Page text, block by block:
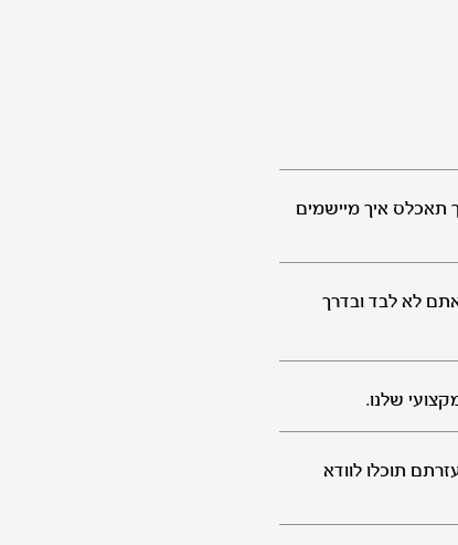
תאכלס איך מיישמים
לא לבד ובדרך
שלנו.
תוכלו לוודא